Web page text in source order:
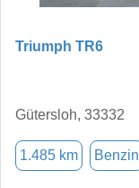
Triumph TR6
Gütersloh, 33332
1.485 km Benzin